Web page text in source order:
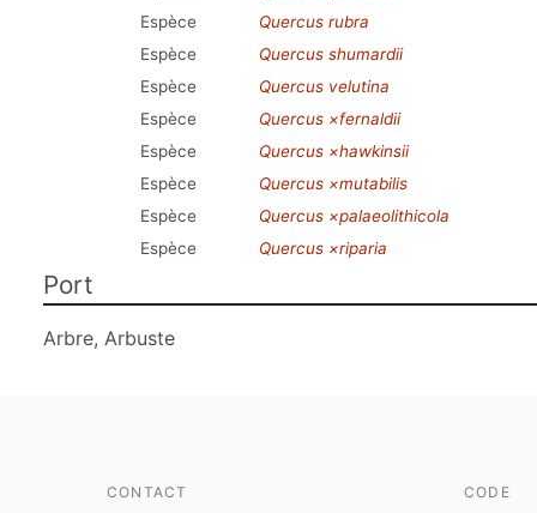
Espèce
Quercus rubra
Espèce
Quercus shumardii
Espèce
Quercus velutina
Espèce
Quercus ×fernaldii
Espèce
Quercus ×hawkinsii
Espèce
Quercus ×mutabilis
Espèce
Quercus ×palaeolithicola
Espèce
Quercus ×riparia
Port
Arbre, Arbuste
CONTACT CODE